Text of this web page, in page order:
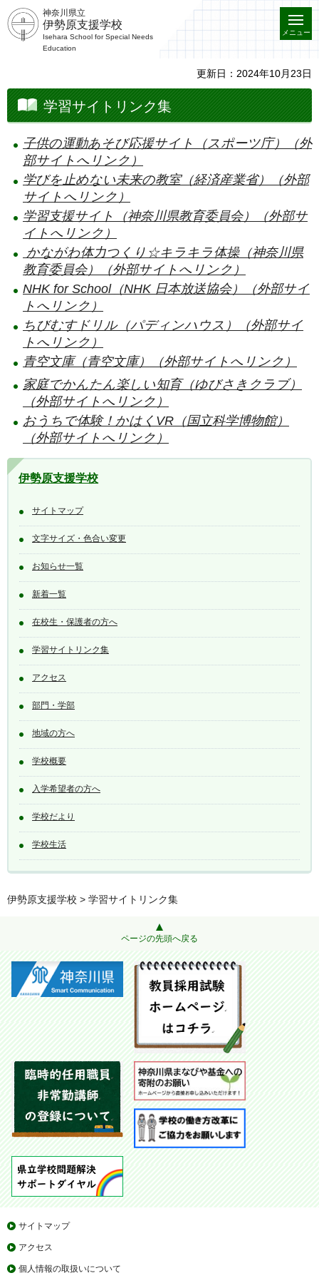
神奈川県立
伊勢原支援学校
Isehara School for Special Needs
Education
メニュー
更新日：2024年10月23日
学習サイトリンク集
子供の運動あそび応援サイト（スポーツ庁）（外
部サイトへリンク）
学びを止めない未来の教室（経済産業省）（外部
サイトへリンク）
学習支援サイト（神奈川県教育委員会）（外部サ
イトへリンク）
かながわ体力つくり☆キラキラ体操（神奈川県
教育委員会）（外部サイトへリンク）
NHK for School（NHK 日本放送協会）（外部サイ
トへリンク）
ちびむすドリル（パディンハウス）（外部サイ
トへリンク）
青空文庫（青空文庫）（外部サイトへリンク）
家庭でかんたん楽しい知育（ゆびさきクラブ）
（外部サイトへリンク）
おうちで体験！かはくVR（国立科学博物館）
（外部サイトへリンク）
伊勢原支援学校
サイトマップ
文字サイズ・色合い変更
お知らせ一覧
新着一覧
在校生・保護者の方へ
学習サイトリンク集
アクセス
部門・学部
地域の方へ
学校概要
入学希望者の方へ
学校だより
学校生活
伊勢原支援学校 > 学習サイトリンク集
ページの先頭へ戻る
サイトマップ
アクセス
個人情報の取扱いについて